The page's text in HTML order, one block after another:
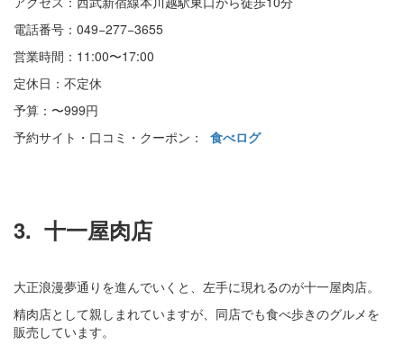
電話番号：049−277−3655
営業時間：11:00〜17:00
定休日：不定休
予算：〜999円
予約サイト・口コミ・クーポン： 食べログ
3. 十一屋肉店
大正浪漫夢通りを進んでいくと、左手に現れるのが十一屋肉店。
精肉店として親しまれていますが、同店でも食べ歩きのグルメを
販売しています。